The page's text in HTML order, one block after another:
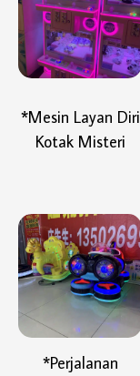
*Mesin Layan Diri
Kotak Misteri
*Perjalanan